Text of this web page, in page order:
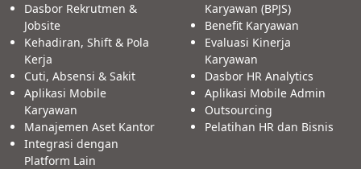
Dasbor Rekrutmen &
Jobsite
Kehadiran, Shift & Pola
Kerja
Cuti, Absensi & Sakit
Aplikasi Mobile
Karyawan
Manajemen Aset Kantor
Integrasi dengan
Platform Lain
Karyawan (BPJS)
Benefit Karyawan
Evaluasi Kinerja
Karyawan
Dasbor HR Analytics
Aplikasi Mobile Admin
Outsourcing
Pelatihan HR dan Bisnis